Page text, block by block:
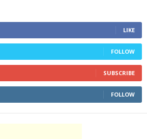
LIKE
FOLLOW
SUBSCRIBE
FOLLOW